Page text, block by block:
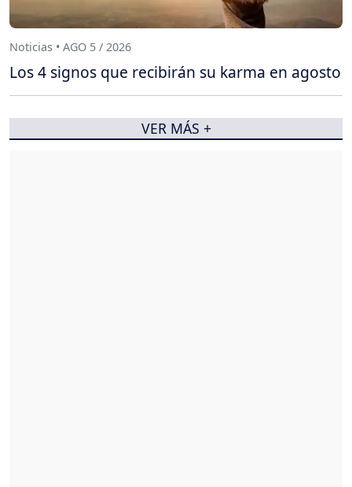
Noticias • AGO 5 / 2026
Los 4 signos que recibirán su karma en agosto
VER MÁS +